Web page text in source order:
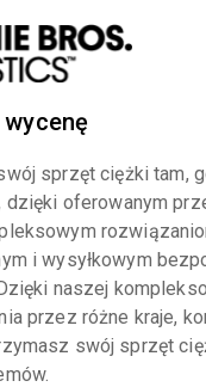
sprzęt ciężki tam,
dzięki oferowanym
i wysyłkowym
naszej
przez różne kraje,
swój sprzęt